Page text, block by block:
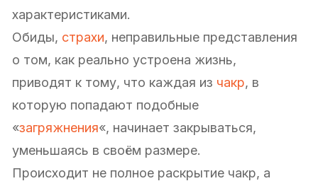
характеристиками.
Обиды, страхи, неправильные представления
о том, как реально устроена жизнь,
приводят к тому, что каждая из чакр, в
которую попадают подобные
«загряжнения«, начинает закрываться,
уменьшаясь в своём размере.
Происходит не полное раскрытие чакр, а